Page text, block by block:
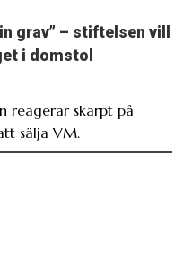
grav” – stiftelsen vill
i domstol
reagerar skarpt på
sälja VM.